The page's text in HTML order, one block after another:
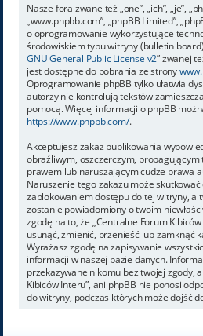
Nasze fora zwane też „one”, „ich”, „je”,
„www.phpbb.com”, „phpBB Limited”,
o oprogramowanie wykorzystujące
środowiskiem typu witryny (bulletin
GNU General Public License v2” zwanej
jest dostępne do pobrania ze strony
Oprogramowanie phpBB tylko ułatwia
autorzy nie kontrolują tekstów
pomocą. Więcej informacji o phpBB
https://www.phpbb.com/.
Akceptujesz zakaz publikowania
obraźliwym, oszczerczym,
prawem lub naruszającym cudze prawa
Naruszenie tego zakazu może skutkować
zablokowaniem dostępu do tej witryny, a
zostanie powiadomiony o twoim
zgodę na to, że „Centralne Forum
usunąć, zmienić, przenieść lub zamknąć
Wyrażasz zgodę na zapisywanie
informacji w naszej bazie danych.
przekazywane nikomu bez twojej zgody,
Kibiców Interu”, ani phpBB nie ponosi
do witryny, podczas których może dojść